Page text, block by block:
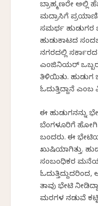
ಬ್ರಾಹ್ಮಣರೇ ಅಲ್ಲಿ
ಮದ್ರಾಸಿಗೆ
ಸಮರ್ಥ ಹುಡುಗರ
ಹುಡುಕಾಟದ
ನಗರದಲ್ಲಿ
ಎಂಜಿನಿಯರ್
ತಿಳಿಯಿತು. ಹುಡುಗ
ಓದುತ್ತಿದ್ದಾನೆ
ಈ ಹುಡುಗನನ್ನು
ಬೆಂಗಳೂರಿಗೆ ಹೋಗಿ
ಬಂದರು. ಈ
ಖುಷಿಯಾಗಿತ್ತು.
ಸಂಬಂಧಿಕರ
ತಾವು ಭೇಟಿ
ಮರಗಳ ನಡುವೆ